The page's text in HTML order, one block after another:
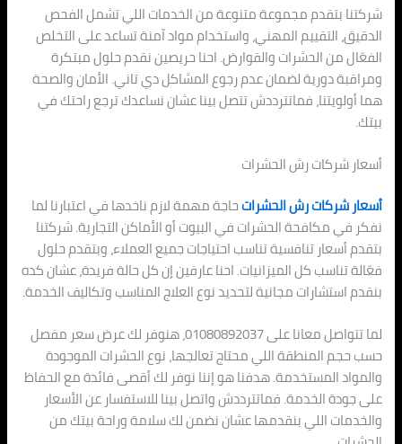
شركتنا بتقدم مجموعة متنوعة من الخدمات اللي تشمل الفحص
الدقيق، التقييم المهني، واستخدام مواد آمنة تساعد على التخلص
الفعّال من الحشرات والقوارض. احنا حريصين نقدم حلول مبتكرة
ومراقبة دورية لضمان عدم رجوع المشاكل دي تاني. الأمان والصحة
هما أولويتنا، فماتترددش تتصل بينا عشان نساعدك ترجع راحتك في
بيتك.
أسعار شركات رش الحشرات
أسعار شركات رش الحشراتحاجة مهمة لازم ناخدها في اعتبارنا لما
نفكر في مكافحة الحشرات في البيوت أو الأماكن التجارية. شركتنا
بتقدم أسعار تنافسية تناسب احتياجات جميع العملاء، وبتقدم حلول
فعّالة تناسب كل الميزانيات. احنا عارفين إن كل حالة فريدة، عشان كده
بنقدم استشارات مجانية لتحديد نوع العلاج المناسب وتكاليف الخدمة.
لما تتواصل معانا على 01080892037، هنوفر لك عرض سعر مفصل
حسب حجم المنطقة اللي محتاج تعالجها، نوع الحشرات الموجودة
والمواد المستخدمة. هدفنا هو إننا نوفر لك أقصى فائدة مع الحفاظ
على جودة الخدمة. فماتترددش واتصل بينا للاستفسار عن الأسعار
والخدمات اللي بنقدمها عشان نضمن لك سلامة وراحة بيتك من